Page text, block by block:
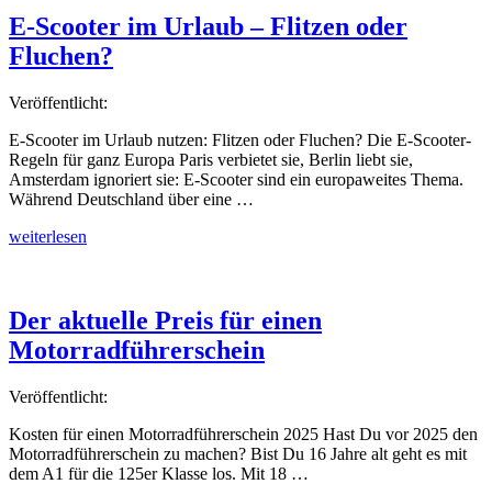
Probefahrten“
E-Scooter im Urlaub – Flitzen oder
Fluchen?
Veröffentlicht:
E-Scooter im Urlaub nutzen: Flitzen oder Fluchen? Die E-Scooter-
Regeln für ganz Europa Paris verbietet sie, Berlin liebt sie,
Amsterdam ignoriert sie: E-Scooter sind ein europaweites Thema.
Während Deutschland über eine …
„E-
–
Flitzen
oder
weiterlesen
Der aktuelle Preis für einen
Motorradführerschein
Veröffentlicht:
Kosten für einen Motorradführerschein 2025 Hast Du vor 2025 den
Motorradführerschein zu machen? Bist Du 16 Jahre alt geht es mit
dem A1 für die 125er Klasse los. Mit 18 …